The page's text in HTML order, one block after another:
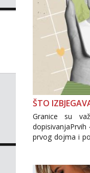
ŠTO
Granice su
prvog dojma i
Važno je
informacija,
povjerenje.